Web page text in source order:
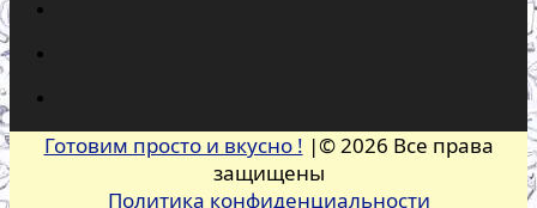
Готовим просто и вкусно ! |© 2026 Все права
защищены
Политика конфиденциальности